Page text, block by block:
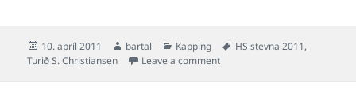
Posted
on
10. apríl 2011 Author
bartal Categories
Kapping Tags
HS stevna 2011,
Turið S. Christiansen
Leave a commenton Turið nýtt junior og senior